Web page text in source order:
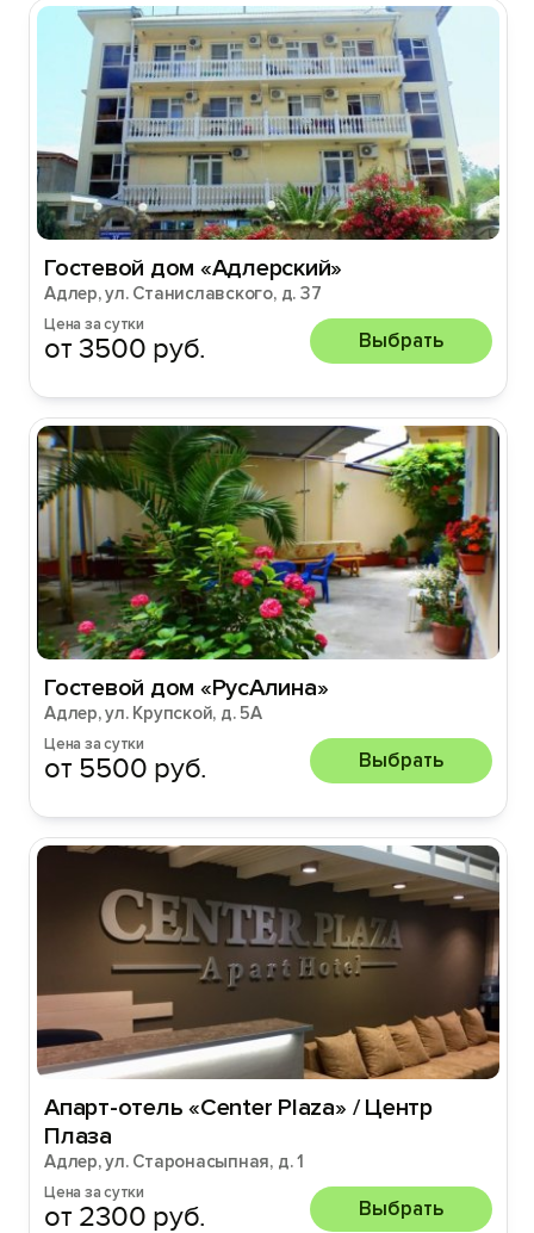
Гостевой дом «Адлерский»
Адлер, ул. Станиславского, д. 37
Цена за сутки
от 3500 руб. Выбрать
Гостевой дом «РусАлина»
Адлер, ул. Крупской, д. 5А
Цена за сутки
от 5500 руб. Выбрать
Апарт-отель «Center Plaza» / Центр
Плаза
Адлер, ул. Старонасыпная, д. 1
Цена за сутки
от 2300 руб. Выбрать